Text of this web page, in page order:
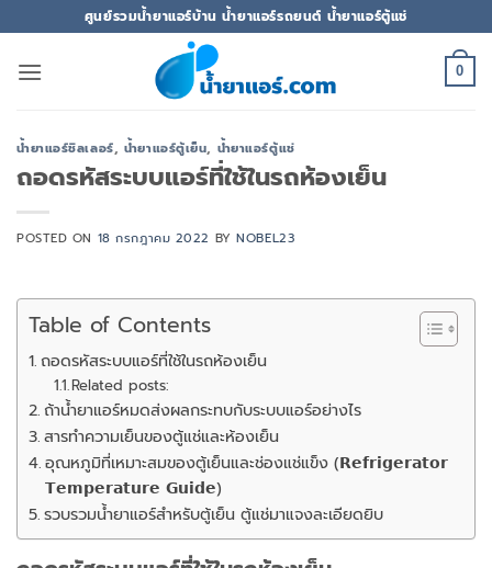
ไป
ยัง
ศูนย์รวมน้ำยาแอร์บ้าน น้ำยาแอร์รถยนต์ น้ำยาแอร์ตู้แช่
0
น้ำยาแอร์ชิลเลอร์, น้ำยาแอร์ตู้เย็น, น้ำยาแอร์ตู้แช่
ถอดรหัสระบบแอร์ที่ใช้ในรถห้องเย็น
POSTED ON 18 กรกฎาคม 2022 BYNOBEL23
Table of Contents
ถอดรหัสระบบแอร์ที่ใช้ในรถห้องเย็น
Related posts:
ถ้าน้ำยาแอร์หมดส่งผลกระทบกับระบบแอร์อย่างไร
สารทำความเย็นของตู้แช่และห้องเย็น
อุณหภูมิที่เหมาะสมของตู้เย็นและช่องแช่แข็ง (𝗥𝗲𝗳𝗿𝗶𝗴𝗲𝗿𝗮𝘁𝗼𝗿
𝗧𝗲𝗺𝗽𝗲𝗿𝗮𝘁𝘂𝗿𝗲 𝗚𝘂𝗶𝗱𝗲)
รวบรวมน้ำยาแอร์สำหรับตู้เย็น ตู้แช่มาแจงละเอียดยิบ